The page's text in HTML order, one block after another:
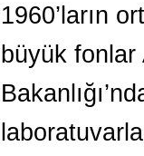
1960’ların
büyük